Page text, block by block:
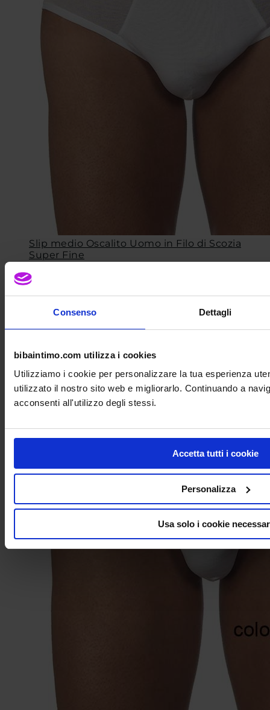
Consenso Dettagli
bibaintimo.com utilizza i cookies
Utilizziamo i cookie per personalizzare la tua esperienza
utilizzato il nostro sito web e migliorarlo. Continuando a
acconsenti all'utilizzo degli stessi.
Accetta tutti i cookie
Personalizza
Usa solo i cookie
Slip medio Oscalito Uomo in Filo di Scozia
Super Fine
€